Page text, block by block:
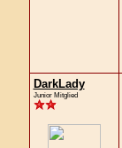
DarkLady
Junior Mitglied